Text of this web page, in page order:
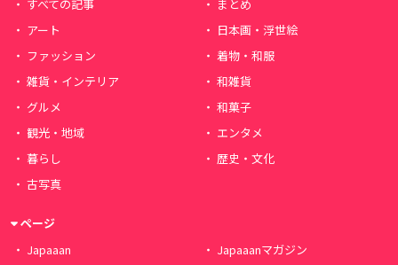
すべての記事
まとめ
アート
日本画・浮世絵
ファッション
着物・和服
雑貨・インテリア
和雑貨
グルメ
和菓子
観光・地域
エンタメ
暮らし
歴史・文化
古写真
ページ
Japaaan
Japaaanマガジン